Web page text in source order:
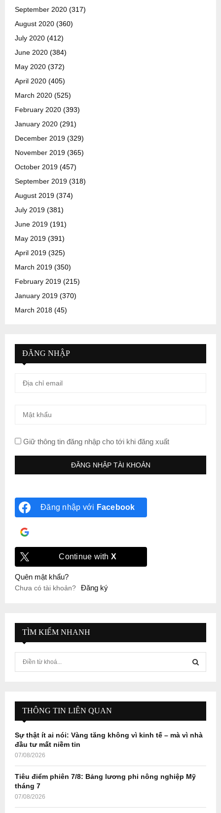
September 2020 (317)
August 2020 (360)
July 2020 (412)
June 2020 (384)
May 2020 (372)
April 2020 (405)
March 2020 (525)
February 2020 (393)
January 2020 (291)
December 2019 (329)
November 2019 (365)
October 2019 (457)
September 2019 (318)
August 2019 (374)
July 2019 (381)
June 2019 (191)
May 2019 (391)
April 2019 (325)
March 2019 (350)
February 2019 (215)
January 2019 (370)
March 2018 (45)
ĐĂNG NHẬP
Giữ thông tin đăng nhập cho tới khi đăng xuất
Đăng nhập với Facebook
Continue with X
Quên mật khẩu?
Chưa có tài khoản? Đăng ký
TÌM KIẾM NHANH
f
r
E
A
H
THÔNG TIN LIÊN QUAN
Sự thật ít ai nói: Vàng tăng không vì kinh tế – mà vì nhà
đầu tư mất niềm tin
07/08/2026
Tiêu điểm phiên 7/8: Bảng lương phi nông nghiệp Mỹ
tháng 7
07/08/2026